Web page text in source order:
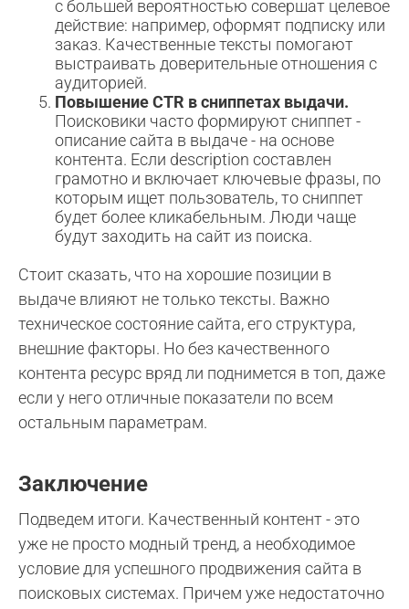
с большей вероятностью совершат целевое
действие: например, оформят подписку или
заказ. Качественные тексты помогают
выстраивать доверительные отношения с
аудиторией.
Повышение CTR в сниппетах выдачи.
Поисковики часто формируют сниппет -
описание сайта в выдаче - на основе
контента. Если description составлен
грамотно и включает ключевые фразы, по
которым ищет пользователь, то сниппет
будет более кликабельным. Люди чаще
будут заходить на сайт из поиска.
Стоит сказать, что на хорошие позиции в
выдаче влияют не только тексты. Важно
техническое состояние сайта, его структура,
внешние факторы. Но без качественного
контента ресурс вряд ли поднимется в топ, даже
если у него отличные показатели по всем
остальным параметрам.
Заключение
Подведем итоги. Качественный контент - это
уже не просто модный тренд, а необходимое
условие для успешного продвижения сайта в
поисковых системах. Причем уже недостаточно